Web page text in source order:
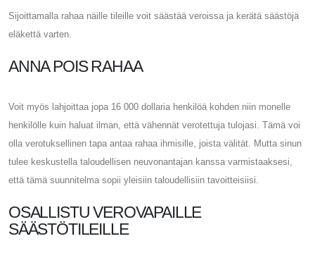
Sijoittamalla rahaa näille tileille voit säästää veroissa ja kerätä säästöjä
eläkettä varten.
ANNA POIS RAHAA
Voit myös lahjoittaa jopa 16 000 dollaria henkilöä kohden niin monelle
henkilölle kuin haluat ilman, että vähennät verotettuja tulojasi. Tämä voi
olla verotuksellinen tapa antaa rahaa ihmisille, joista välität. Mutta sinun
tulee keskustella taloudellisen neuvonantajan kanssa varmistaaksesi,
että tämä suunnitelma sopii yleisiin taloudellisiin tavoitteisiisi.
OSALLISTU VEROVAPAILLE
SÄÄSTÖTILEILLE